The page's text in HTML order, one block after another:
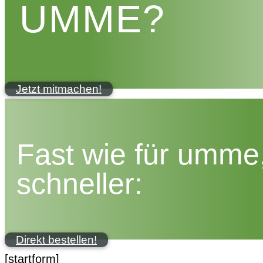
UMME?
Jetzt mitmachen!
Fast wie für
schneller:
Direkt bestellen!
[startform]